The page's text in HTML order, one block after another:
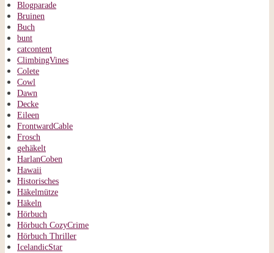
Blogparade
Bruinen
Buch
bunt
catcontent
ClimbingVines
Colete
Cowl
Dawn
Decke
Eileen
FrontwardCable
Frosch
gehäkelt
HarlanCoben
Hawaii
Historisches
Häkelmütze
Häkeln
Hörbuch
Hörbuch CozyCrime
Hörbuch Thriller
IcelandicStar